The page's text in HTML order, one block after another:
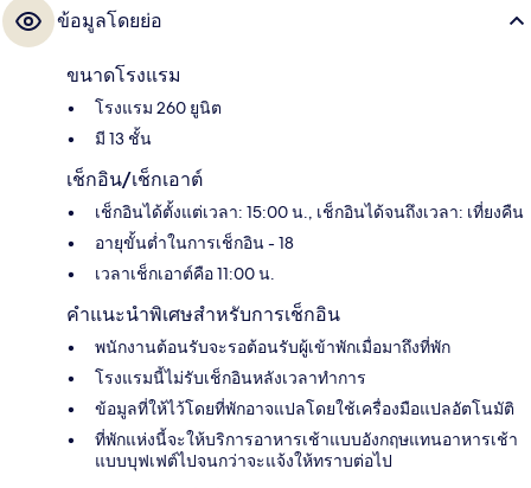
ข้อมูลโดยย่อ
ขนาดโรงแรม
โรงแรม 260 ยูนิต
มี 13 ชั้น
เช็กอิน/เช็กเอาต์
เช็กอินได้ตั้งแต่เวลา: 15:00 น., เช็กอินได้จนถึงเวลา: เที่ยงคืน
อายุขั้นต่ำในการเช็กอิน - 18
เวลาเช็กเอาต์คือ 11:00 น.
คำแนะนำพิเศษสำหรับการเช็กอิน
พนักงานต้อนรับจะรอต้อนรับผู้เข้าพักเมื่อมาถึงที่พัก
โรงแรมนี้ไม่รับเช็กอินหลังเวลาทำการ
ข้อมูลที่ให้ไว้โดยที่พักอาจแปลโดยใช้เครื่องมือแปลอัตโนมัติ
ที่พักแห่งนี้จะให้บริการอาหารเช้าแบบอังกฤษแทนอาหารเช้า
แบบบุฟเฟต์ไปจนกว่าจะแจ้งให้ทราบต่อไป